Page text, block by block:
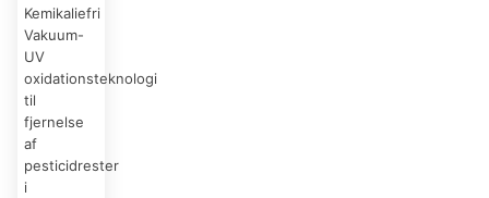
Kemikaliefri
Vakuum-
UV
oxidationsteknologi
til
fjernelse
af
pesticidrester
i